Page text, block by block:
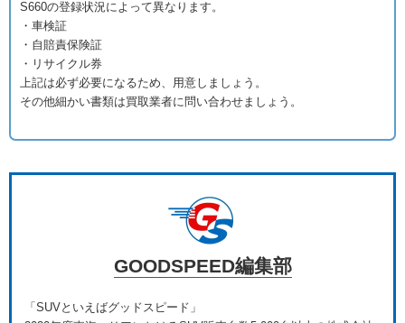
S660の登録状況によって異なります。
・車検証
・自賠責保険証
・リサイクル券
上記は必ず必要になるため、用意しましょう。
その他細かい書類は買取業者に問い合わせましょう。
GOODSPEED編集部
「SUVといえばグッドスピード」